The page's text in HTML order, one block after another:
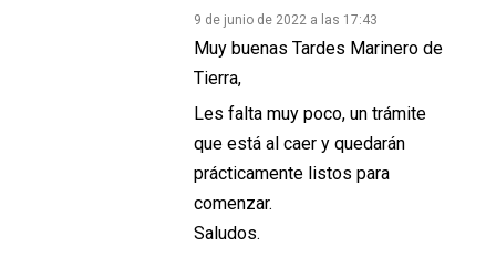
9 de junio de 2022 a las 17:43
Muy buenas Tardes Marinero de
Tierra,
Les falta muy poco, un trámite
que está al caer y quedarán
prácticamente listos para
comenzar.
Saludos.